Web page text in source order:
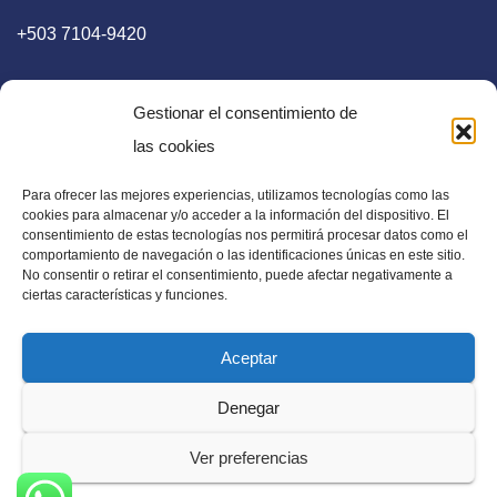
Gestionar el consentimiento de
las cookies
Para ofrecer las mejores experiencias, utilizamos tecnologías como las
cookies para almacenar y/o acceder a la información del dispositivo. El
consentimiento de estas tecnologías nos permitirá procesar datos como el
comportamiento de navegación o las identificaciones únicas en este sitio.
No consentir o retirar el consentimiento, puede afectar negativamente a
ciertas características y funciones.
Aceptar
Denegar
Ver preferencias
+503 7104-9420
E-mail
diaadia.redaccion@gmail.com